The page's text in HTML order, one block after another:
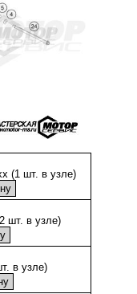
(1 шт. в узле)
шт. в узле)
в узле)